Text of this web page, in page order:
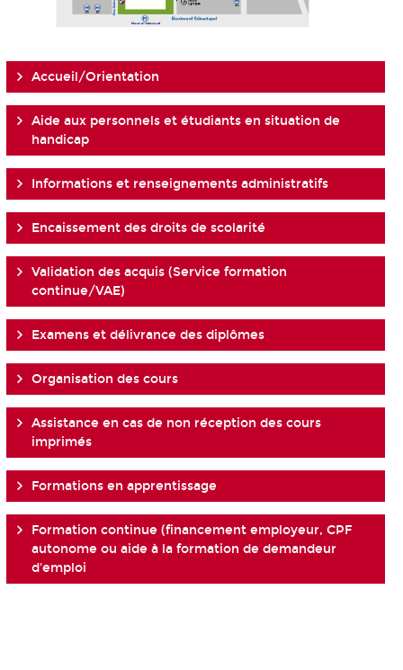
Accueil/Orientation
Aide aux personnels et étudiants en situation de
handicap
Informations et renseignements administratifs
Encaissement des droits de scolarité
Validation des acquis (Service formation
continue/VAE)
Examens et délivrance des diplômes
Organisation des cours
Assistance en cas de non réception des cours
imprimés
Formations en apprentissage
Formation continue (financement employeur, CPF
autonome ou aide à la formation de demandeur
d'emploi